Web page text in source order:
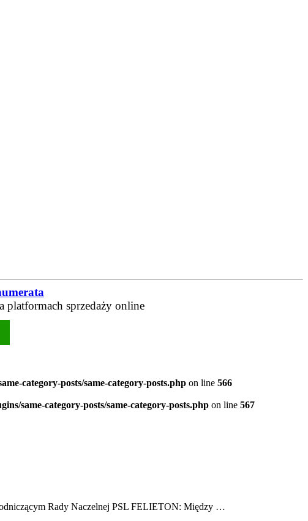
platformach sprzedaży online
category-posts/same-category-posts.php on line 566
same-category-posts/same-category-posts.php on line 567
Rady Naczelnej PSL FELIETON: Między …